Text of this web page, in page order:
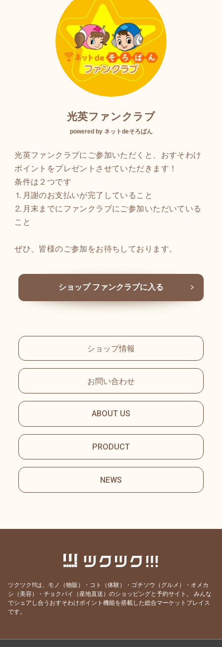
光英ファンクラブ
powered by ネットdeそろばん
光英ファンクラブにご参加いただくと、おすそわけ
ポイントをプレゼントさせていただきます！
条件は２つです
⒈月謝のお支払いが完了していること
⒉月末までにファンクラブにご参加いただいている
こと
ぜひ、皆様のご参加をお待ちしております。
ショップ ファンクラブに入る
ショップ情報
お問い合わせ
ABOUT US
PRODUCT
NEWS
ツクツク!!!は、モノ（物販）・コト（体験）・ゴチソウ（グルメ）・オメカ
シ（美容）・チョクバイ（産地直送）のショッピングと予約サイト。
みんな
でシェアし合うおすそわけポイント機能を搭載した総合マーケットプレイス
です。